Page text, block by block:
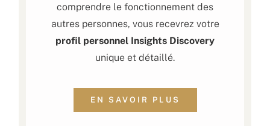
comprendre le fonctionnement des
autres personnes, vous recevrez votre
profil personnel Insights Discovery
unique et détaillé.
EN SAVOIR PLUS